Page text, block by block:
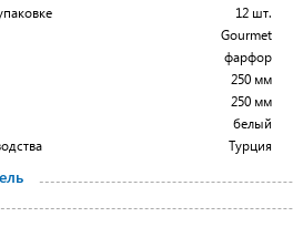
12 шт.
Gourmet
фарфор
250 мм
250 мм
белый
Турция